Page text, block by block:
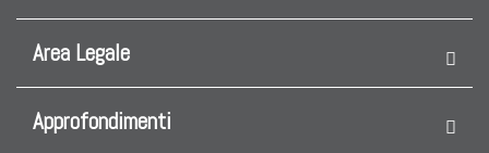
Area Legale
Approfondimenti